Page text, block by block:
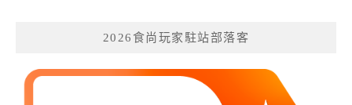
2026食尚玩家駐站部落客